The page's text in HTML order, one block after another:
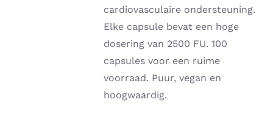
cardiovasculaire ondersteuning.
Elke capsule bevat een hoge
dosering van 2500 FU. 100
capsules voor een ruime
voorraad. Puur, vegan en
hoogwaardig.